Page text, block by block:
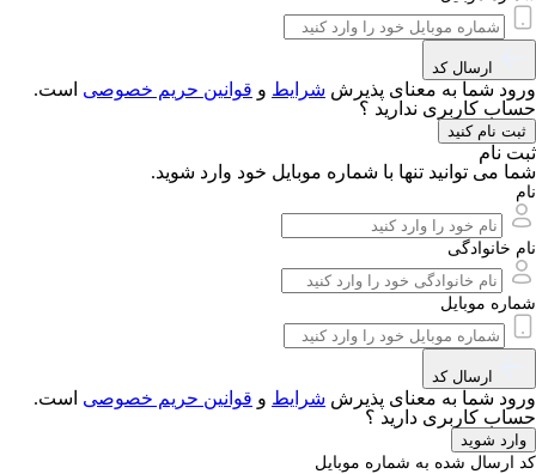
شما به معنای پذیرششرایطوقوانین حریم‌ خصوصیاست.
کاربری ندارید ؟
کنید
توانید تنها با شماره موبایل خود وارد شوید.
موبایل
شما به معنای پذیرششرایطوقوانین حریم‌ خصوصیاست.
کاربری دارید ؟
شوید
شده به شماره موبایل